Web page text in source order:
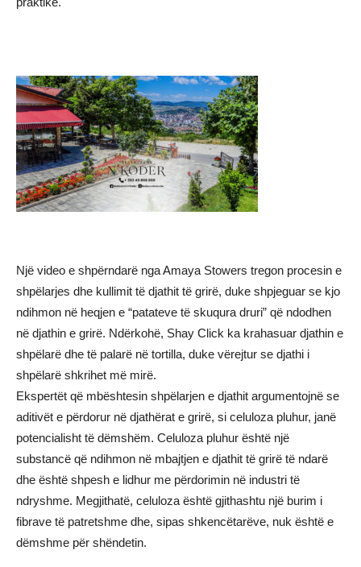
Një video e shpërndarë nga Amaya Stowers tregon procesin e
shpëlarjes dhe kullimit të djathit të grirë, duke shpjeguar se kjo
ndihmon në heqjen e “patateve të skuqura druri” që ndodhen
në djathin e grirë. Ndërkohë, Shay Click ka krahasuar djathin e
shpëlarë dhe të palarë në tortilla, duke vërejtur se djathi i
shpëlarë shkrihet më mirë.
Ekspertët që mbështesin shpëlarjen e djathit argumentojnë se
aditivët e përdorur në djathërat e grirë, si celuloza pluhur, janë
potencialisht të dëmshëm. Celuloza pluhur është një
substancë që ndihmon në mbajtjen e djathit të grirë të ndarë
dhe është shpesh e lidhur me përdorimin në industri të
ndryshme. Megjithatë, celuloza është gjithashtu një burim i
fibrave të patretshme dhe, sipas shkencëtarëve, nuk është e
dëmshme për shëndetin.